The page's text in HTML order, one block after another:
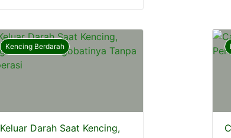
Kencing Berdarah
Keluar Darah Saat Kencing,